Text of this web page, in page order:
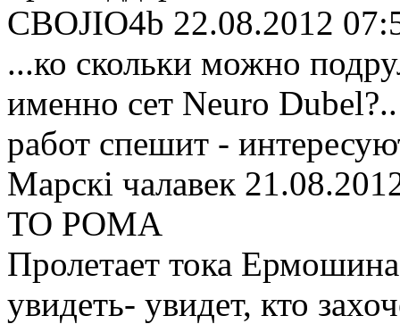
CBOJIO4b 22.08.2012
...ко скольки можно
именно сет Neuro
работ спешит -
Марскi чалавек
TO POMA
Пролетает тока
увидеть- увидет, кто